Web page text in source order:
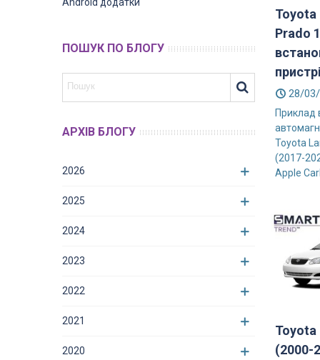
ПОШУК ПО БЛОГУ
АРХІВ БЛОГУ
2026
2025
2024
2023
2022
2021
2020
Toyota
Prado
28/
Приклад
Toyota
(2017-
Apple
Toyota
(2000-